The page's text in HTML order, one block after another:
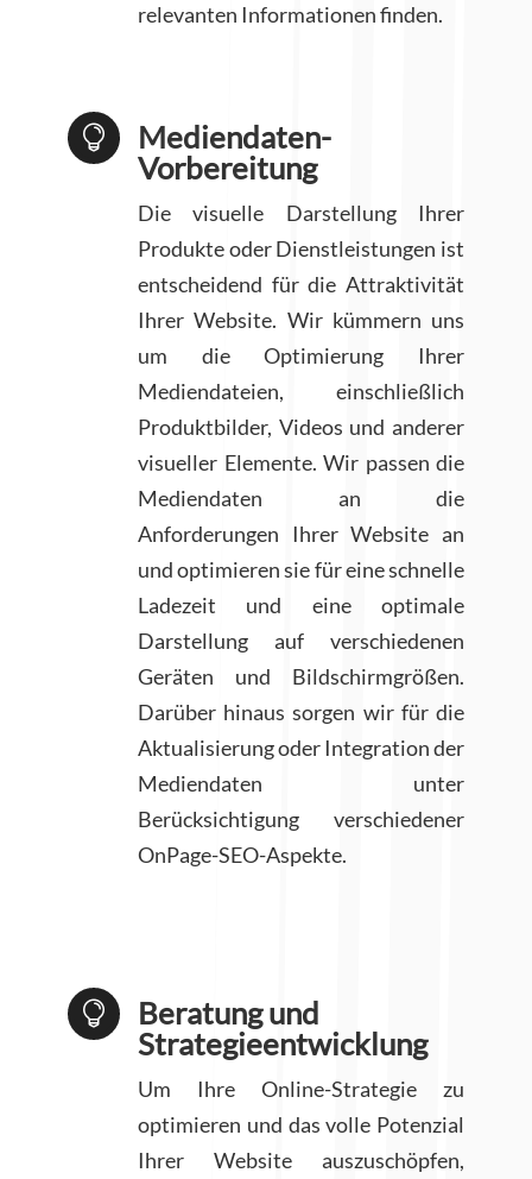
relevanten Informationen finden.

Mediendaten-
Vorbereitung
Die visuelle Darstellung Ihrer
Produkte oder Dienstleistungen ist
entscheidend für die Attraktivität
Ihrer Website. Wir kümmern uns
um die Optimierung Ihrer
Mediendateien, einschließlich
Produktbilder, Videos und anderer
visueller Elemente. Wir passen die
Mediendaten an die
Anforderungen Ihrer Website an
und optimieren sie für eine schnelle
Ladezeit und eine optimale
Darstellung auf verschiedenen
Geräten und Bildschirmgrößen.
Darüber hinaus sorgen wir für die
Aktualisierung oder Integration der
Mediendaten unter
Berücksichtigung verschiedener
OnPage-SEO-Aspekte.

Beratung und
Strategieentwicklung
Um Ihre Online-Strategie zu
optimieren und das volle Potenzial
Ihrer Website auszuschöpfen,